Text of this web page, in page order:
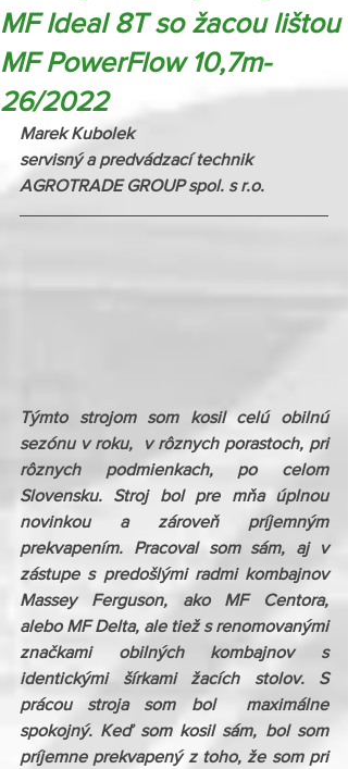
MF Ideal 8T so žacou lištou
MF PowerFlow 10,7m-
26/2022
Marek Kubolek
servisný a predvádzací technik
AGROTRADE GROUP spol. s r.o.
Týmto strojom som kosil celú obilnú
sezónu v roku,  v rôznych porastoch, pri
rôznych podmienkach, po celom
Slovensku. Stroj bol pre mňa úplnou
novinkou a zároveň príjemným
prekvapením. Pracoval som sám, aj v
zástupe s predošlými radmi kombajnov
Massey Ferguson, ako MF Centora,
alebo MF Delta, ale tiež s renomovanými
značkami obilných kombajnov s
identickými šírkami žacích stolov. S
prácou stroja som bol  maximálne
spokojný. Keď som kosil sám, bol som
príjemne prekvapený z toho, že som pri